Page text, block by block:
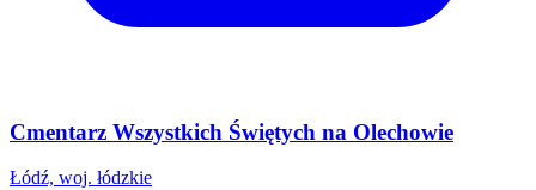
Cmentarz Wszystkich Świętych na Olechowie
Łódź, woj. łódzkie